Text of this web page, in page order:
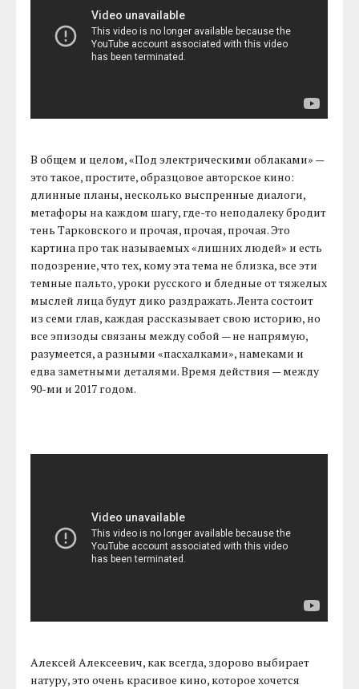
В общем и целом, «Под электрическими облаками» —
это такое, простите, образцовое авторское кино:
длинные планы, несколько выспренные диалоги,
метафоры на каждом шагу, где-то неподалеку бродит
тень Тарковского и прочая, прочая, прочая. Это
картина про так называемых «лишних людей» и есть
подозрение, что тех, кому эта тема не близка, все эти
темные пальто, уроки русского и бледные от тяжелых
мыслей лица будут дико раздражать. Лента состоит
из семи глав, каждая рассказывает свою историю, но
все эпизоды связаны между собой — не напрямую,
разумеется, а разными «пасхалками», намеками и
едва заметными деталями. Время действия — между
90-ми и 2017 годом.
Алексей Алексеевич, как всегда, здорово выбирает
натуру, это очень красивое кино, которое хочется